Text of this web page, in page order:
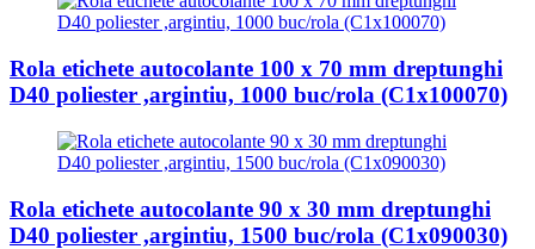
Rola etichete autocolante 100 x 70 mm dreptunghi
D40 poliester ,argintiu, 1000 buc/rola (C1x100070)
Rola etichete autocolante 90 x 30 mm dreptunghi
D40 poliester ,argintiu, 1500 buc/rola (C1x090030)